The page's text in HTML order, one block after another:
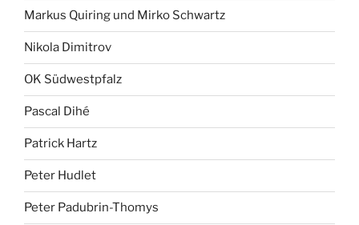
Markus Quiring und Mirko Schwartz
Nikola Dimitrov
OK Südwestpfalz
Pascal Dihé
Patrick Hartz
Peter Hudlet
Peter Padubrin-Thomys